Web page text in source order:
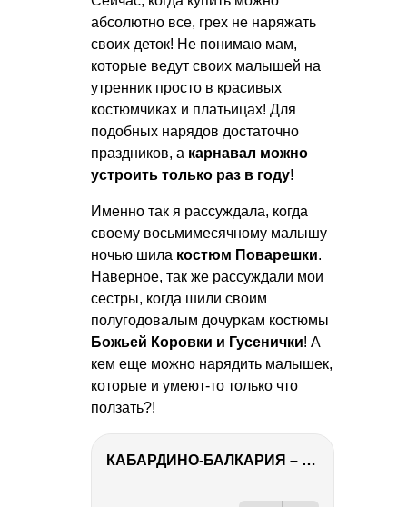
абсолютно все, грех не наряжать
своих деток! Не понимаю мам,
которые ведут своих малышей на
утренник просто в красивых
костюмчиках и платьицах! Для
подобных нарядов достаточно
праздников, а карнавал можно
устроить только раз в году!
Именно так я рассуждала, когда
своему восьмимесячному малышу
ночью шила костюм Поварешки.
Наверное, так же рассуждали мои
сестры, когда шили своим
полугодовалым дочуркам костюмы
Божьей Коровки и Гусенички! А
кем еще можно нарядить малышек,
которые и умеют-то только что
ползать?!
КАБАРДИНО-БАЛКАРИЯ – ПУТЕШЕСТВИЕ НА КАВКАЗ часть 3